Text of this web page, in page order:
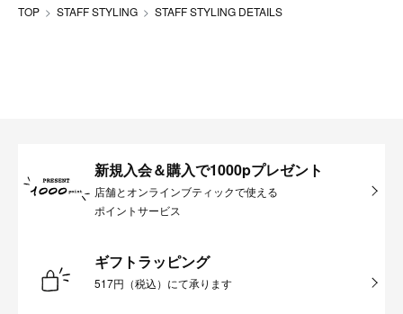
TOP STAFF STYLING STAFF STYLING DETAILS
新規入会＆購入で1000pプレゼント
店舗とオンラインブティックで使える
ポイントサービス
ギフトラッピング
517円（税込）にて承ります